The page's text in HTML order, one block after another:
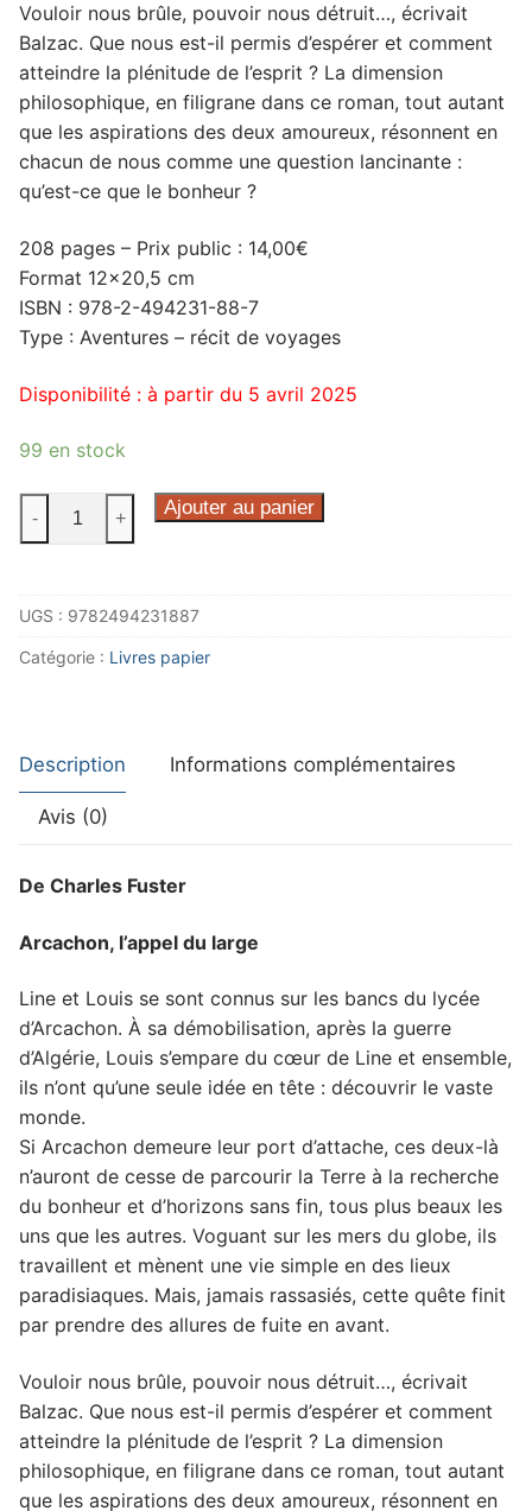
Vouloir nous brûle, pouvoir nous détruit…, écrivait
Balzac. Que nous est-il permis d’espérer et comment
atteindre la plénitude de l’esprit ? La dimension
philosophique, en filigrane dans ce roman, tout autant
que les aspirations des deux amoureux, résonnent en
chacun de nous comme une question lancinante :
qu’est-ce que le bonheur ?
208 pages – Prix public : 14,00€
Format 12×20,5 cm
ISBN : 978-2-494231-88-7
Type : Aventures – récit de voyages
Disponibilité : à partir du 5 avril 2025
99 en stock
quantité
du
large
- + Ajouter au panier
UGS : 9782494231887
Catégorie : Livres papier
Description Informations complémentaires
Avis (0)
De Charles Fuster
Arcachon, l’appel du large
Line et Louis se sont connus sur les bancs du lycée
d’Arcachon. À sa démobilisation, après la guerre
d’Algérie, Louis s’empare du cœur de Line et ensemble,
ils n’ont qu’une seule idée en tête : découvrir le vaste
monde.
Si Arcachon demeure leur port d’attache, ces deux-là
n’auront de cesse de parcourir la Terre à la recherche
du bonheur et d’horizons sans fin, tous plus beaux les
uns que les autres. Voguant sur les mers du globe, ils
travaillent et mènent une vie simple en des lieux
paradisiaques. Mais, jamais rassasiés, cette quête finit
par prendre des allures de fuite en avant.
Vouloir nous brûle, pouvoir nous détruit…, écrivait
Balzac. Que nous est-il permis d’espérer et comment
atteindre la plénitude de l’esprit ? La dimension
philosophique, en filigrane dans ce roman, tout autant
que les aspirations des deux amoureux, résonnent en